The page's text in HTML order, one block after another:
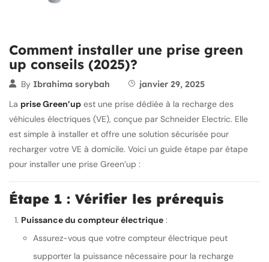
Comment installer une prise green
up conseils (2025)?
By Ibrahima sorybah
janvier 29, 2025
La prise Green’up est une prise dédiée à la recharge des
véhicules électriques (VE), conçue par Schneider Electric. Elle
est simple à installer et offre une solution sécurisée pour
recharger votre VE à domicile. Voici un guide étape par étape
pour installer une prise Green’up :
Étape 1 : Vérifier les prérequis
Puissance du compteur électrique :
Assurez-vous que votre compteur électrique peut
supporter la puissance nécessaire pour la recharge